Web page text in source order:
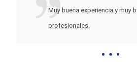
Muy buena experiencia y muy
profesionales.